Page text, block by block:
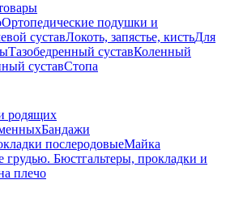
Ортопедические подушки и
суставЛокоть, запястье, кистьДля
Тазобедренный суставКоленный
суставСтопа
родящих
Бандажи
послеродовыеМайка
грудью. Бюстгальтеры, прокладки и
плечо